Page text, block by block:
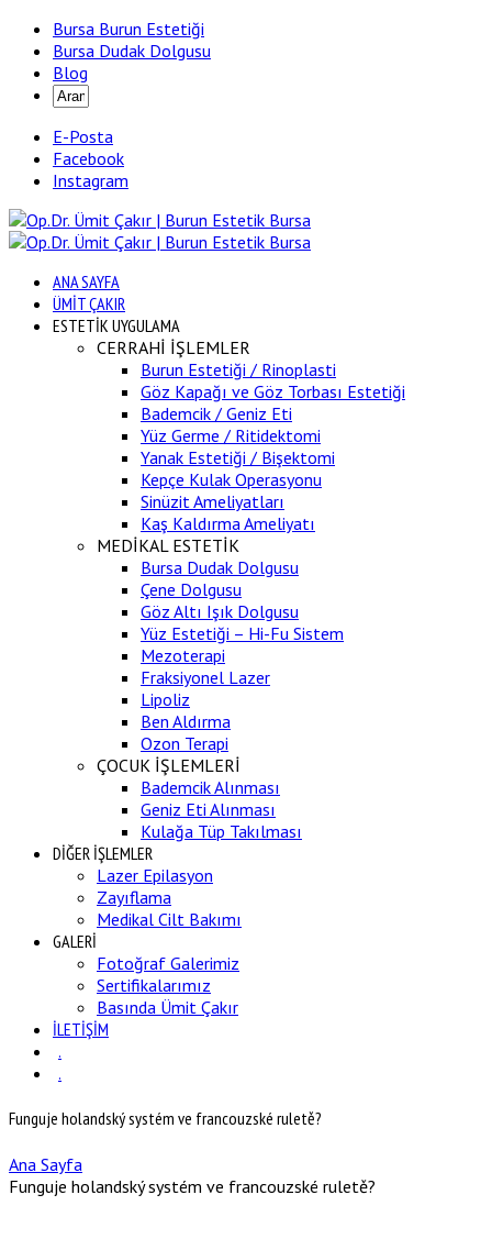
Bursa Burun Estetiği
Bursa Dudak Dolgusu
Blog
E-Posta
Facebook
Instagram
ANA SAYFA
ÜMİT ÇAKIR
ESTETİK UYGULAMA
CERRAHİ İŞLEMLER
Burun Estetiği / Rinoplasti
Göz Kapağı ve Göz Torbası Estetiği
Bademcik / Geniz Eti
Yüz Germe / Ritidektomi
Yanak Estetiği / Bişektomi
Kepçe Kulak Operasyonu
Sinüzit Ameliyatları
Kaş Kaldırma Ameliyatı
MEDİKAL ESTETİK
Bursa Dudak Dolgusu
Çene Dolgusu
Göz Altı Işık Dolgusu
Yüz Estetiği – Hi-Fu Sistem
Mezoterapi
Fraksiyonel Lazer
Lipoliz
Ben Aldırma
Ozon Terapi
ÇOCUK İŞLEMLERİ
Bademcik Alınması
Geniz Eti Alınması
Kulağa Tüp Takılması
DİĞER İŞLEMLER
Lazer Epilasyon
Zayıflama
Medikal Cilt Bakımı
GALERİ
Fotoğraf Galerimiz
Sertifikalarımız
Basında Ümit Çakır
İLETİŞİM
.
.
Funguje holandský systém ve francouzské ruletě?
Ana Sayfa
Funguje holandský systém ve francouzské ruletě?